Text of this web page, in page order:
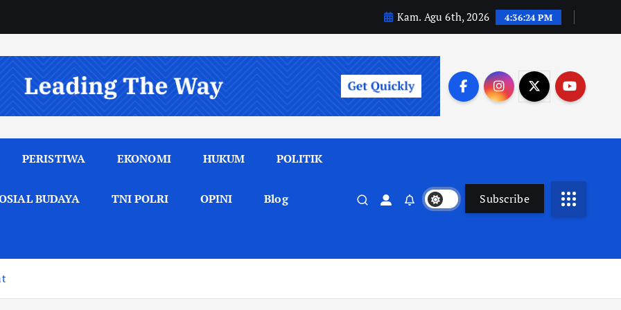
Kam. Agu 6th, 2026 4:36:26 PM
PERISTIWA EKONOMI HUKUM POLITIK
BUDAYA TNI POLRI OPINI Blog Subscribe